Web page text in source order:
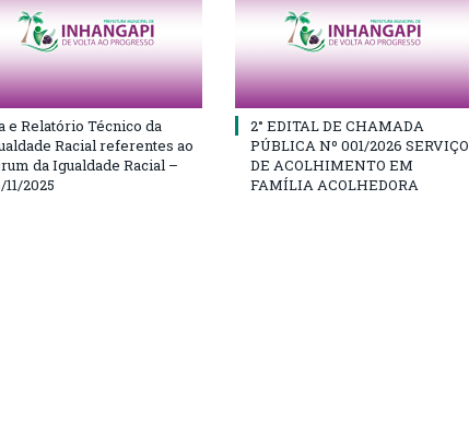
e Relatório Técnico da
Racial referentes ao
da Igualdade Racial –
2025
2° EDITAL DE CHAMADA
PÚBLICA Nº 001/2026 SERVIÇO
DE ACOLHIMENTO EM
FAMÍLIA ACOLHEDORA